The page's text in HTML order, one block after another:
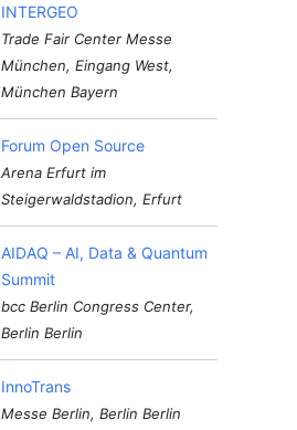
INTERGEO
Trade Fair Center Messe
München, Eingang West,
München Bayern
Forum Open Source
Arena Erfurt im
Steigerwaldstadion, Erfurt
AIDAQ – AI, Data & Quantum
Summit
bcc Berlin Congress Center,
Berlin Berlin
InnoTrans
Messe Berlin, Berlin Berlin